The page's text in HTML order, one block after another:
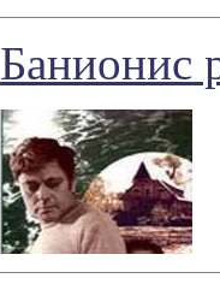
Банионис